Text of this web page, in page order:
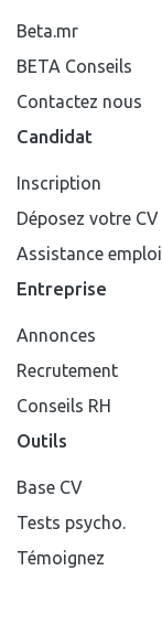
Beta.mr
BETA Conseils
Contactez nous
Candidat
Inscription
Déposez votre CV
Assistance emploi
Entreprise
Annonces
Recrutement
Conseils RH
Outils
Base CV
Tests psycho.
Témoignez